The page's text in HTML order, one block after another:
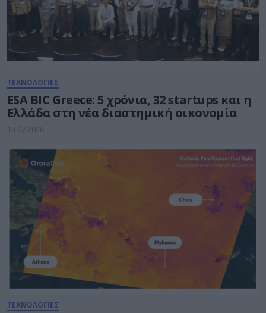
ΤΕΧΝΟΛΟΓΙΕΣ
ESA BIC Greece: 5 χρόνια, 32 startups και η
Ελλάδα στη νέα διαστημική οικονομία
13.07.2026
ΤΕΧΝΟΛΟΓΙΕΣ